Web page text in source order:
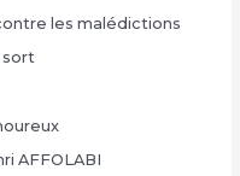
les malédictions
sort
AFFOLABI